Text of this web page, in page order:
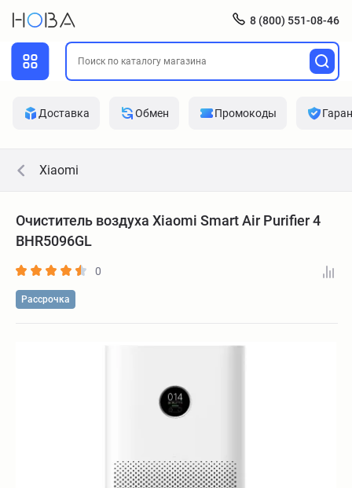
8 (800) 551-08-46
Доставка Обмен Промокоды
Xiaomi
Очиститель воздуха Xiaomi Smart Air Purifier 4
BHR5096GL
0
Рассрочка